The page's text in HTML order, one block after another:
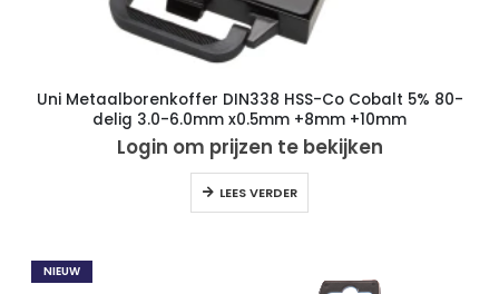
Uni Metaalborenkoffer DIN338 HSS-Co Cobalt 5% 80-
delig 3.0-6.0mm x0.5mm +8mm +10mm
Login om prijzen te bekijken
LEES VERDER
NIEUW